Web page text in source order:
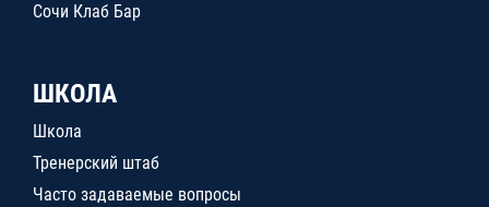
Сочи Клаб Бар
ШКОЛА
Школа
Тренерский штаб
Часто задаваемые вопросы